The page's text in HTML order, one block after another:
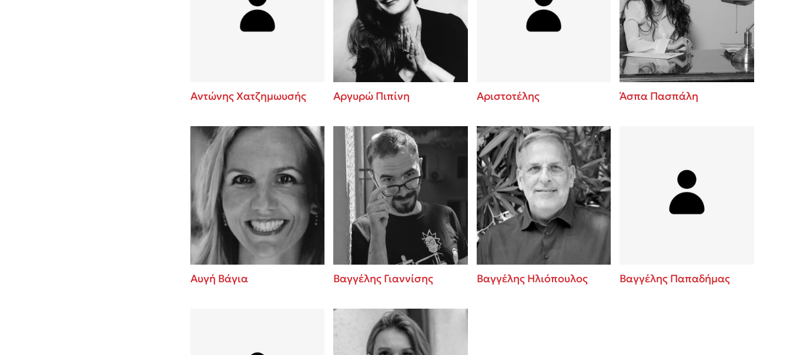
Αντώνης Χατζημωυσής Αργυρώ Πιπίνη Αριστοτέλης Άσπα Πασπάλη
Αυγή Βάγια Βαγγέλης Γιαννίσης Βαγγέλης Ηλιόπουλος Βαγγέλης Παπαδήμας